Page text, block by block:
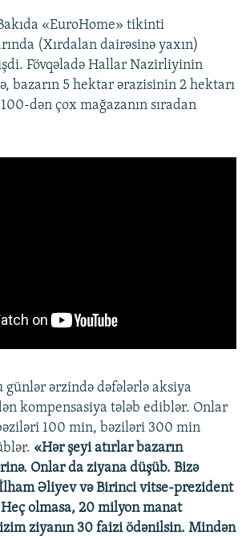
«EuroHome» tikinti
(Xırdalan dairəsinə yaxın)
Fövqəladə Hallar Nazirliyinin
bazarın 5 hektar ərazisinin 2 hektarı
dən çox mağazanın sıradan
günlər ərzində dəfələrlə aksiya
kompensasiya tələb ediblər. Onlar
100 min, bəziləri 300 min
«Hər şeyi atırlar bazarın
Onlar da ziyana düşüb. Bizə
Əliyev və Birinci vitse-prezident
olmasa, 20 milyon manat
ziyanın 30 faizi ödənilsin. Mindən